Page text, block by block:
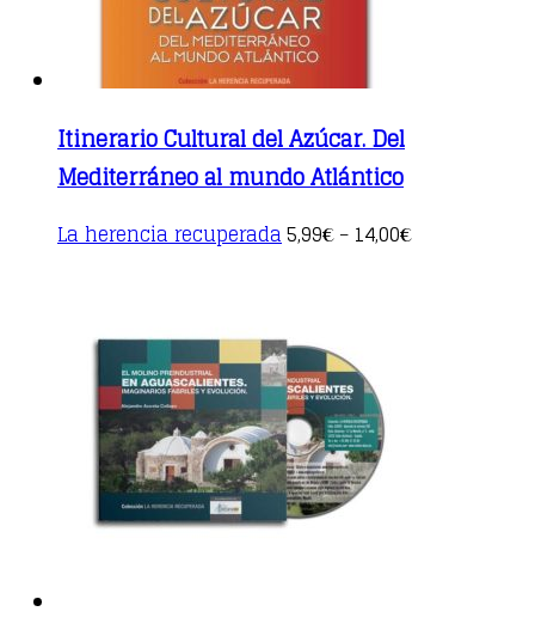
Itinerario Cultural del Azúcar. Del
Mediterráneo al mundo Atlántico
La herencia recuperada This
product
The
options
may
be
chosen
on
the
product
page
5,99€ – 14,00€